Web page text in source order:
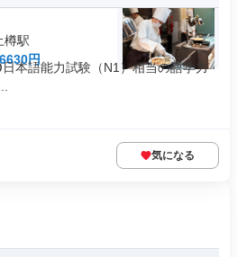
樽駅
円
本語能力試験（N1）相当の語学力
気になる